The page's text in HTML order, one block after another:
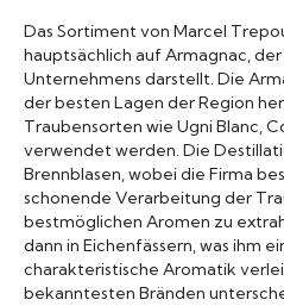
Das Sortiment von Marcel
hauptsächlich auf Armagnac,
Unternehmens darstellt. Die
der besten Lagen der Region
Traubensorten wie Ugni Blanc,
verwendet werden. Die
Brennblasen, wobei die Firma
schonende Verarbeitung der
bestmöglichen Aromen zu
dann in Eichenfässern, was ihm
charakteristische Aromatik
bekanntesten Bränden